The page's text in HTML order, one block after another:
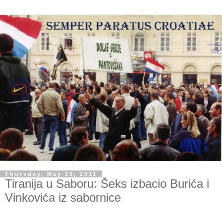
Thursday, May 19, 2011
Tiranija u Saboru: Šeks izbacio Burića i
Vinkovića iz sabornice